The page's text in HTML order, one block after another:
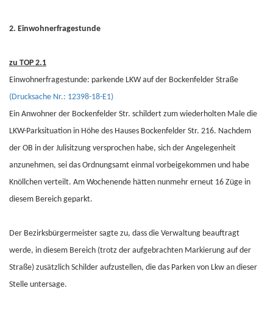
2. Einwohnerfragestunde
zu TOP 2.1
Einwohnerfragestunde: parkende LKW auf der Bockenfelder Straße
(Drucksache Nr.: 12398-18-E1)
Ein Anwohner der Bockenfelder Str. schildert zum wiederholten Male die
LKW-Parksituation in Höhe des Hauses Bockenfelder Str. 216. Nachdem
der OB in der Julisitzung versprochen habe, sich der Angelegenheit
anzunehmen, sei das Ordnungsamt einmal vorbeigekommen und habe
Knöllchen verteilt. Am Wochenende hätten nunmehr erneut 16 Züge in
diesem Bereich geparkt.
Der Bezirksbürgermeister sagte zu, dass die Verwaltung beauftragt
werde, in diesem Bereich (trotz der aufgebrachten Markierung auf der
Straße) zusätzlich Schilder aufzustellen, die das Parken von Lkw an dieser
Stelle untersage.